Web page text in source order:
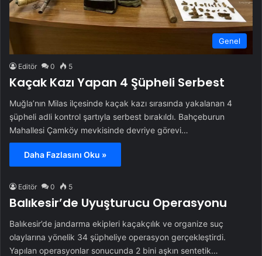
Genel
Editör 0 5
Kaçak Kazı Yapan 4 Şüpheli Serbest
Muğla’nın Milas ilçesinde kaçak kazı sırasında yakalanan 4
şüpheli adli kontrol şartıyla serbest bırakıldı. Bahçeburun
Mahallesi Çamköy mevkisinde devriye görevi…
Daha Fazlasını Oku »
Editör 0 5
Balıkesir’de Uyuşturucu Operasyonu
Balıkesir’de jandarma ekipleri kaçakçılık ve organize suç
olaylarına yönelik 34 şüpheliye operasyon gerçekleştirdi.
Yapılan operasyonlar sonucunda 2 bini aşkın sentetik…